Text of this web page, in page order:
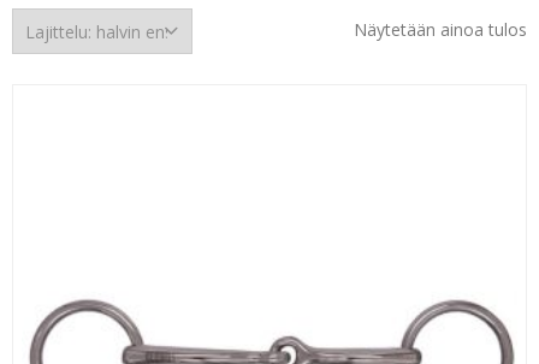
Näytetään ainoa tulos